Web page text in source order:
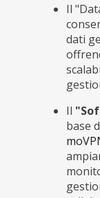
Il
dati
Il
base